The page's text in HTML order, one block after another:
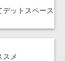
ットスペース
スメ